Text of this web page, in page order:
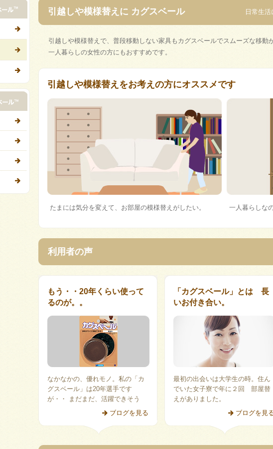
引越しや模様替えに カグスベール 日常生活
引越しや模様替えで、普段移動しない家具もカグスベールでスムーズな移動
一人暮らしの女性の方にもおすすめです。
引越しや模様替えをお考えの方にオススメです
たまには気分を変えて、お部屋の模様替えがしたい。 一人暮らしな
利用者の声
もう・・20年くらい使って
るのが。。
なかなかの、優れモノ。私の「カ
グスベール」は20年選手です
が・・ まだまだ、活躍できそう
ブログを見る
「カグスベール」とは 長
いお付き合い。
最初の出会いは大学生の時。住ん
でいた女子寮で年に２回 部屋替
えがありました。
ブログを見